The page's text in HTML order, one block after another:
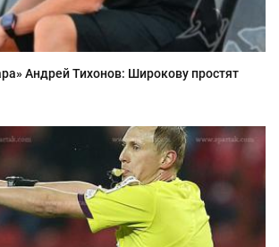
Андрей Тихонов: Широкову простят